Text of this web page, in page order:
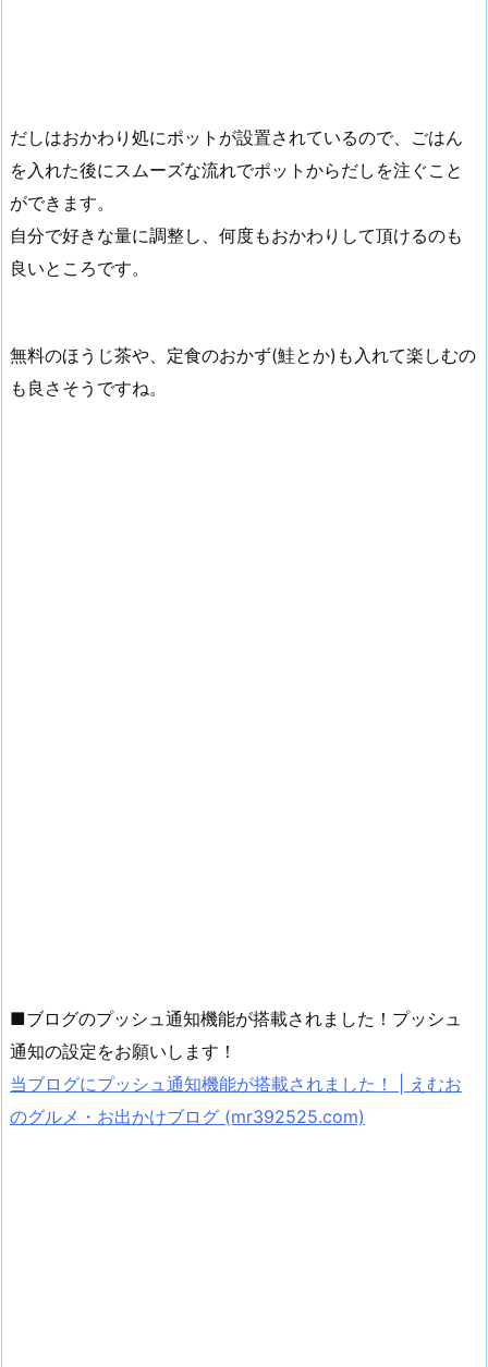
だしはおかわり処にポットが設置されているので、ごはん
を入れた後にスムーズな流れでポットからだしを注ぐこと
ができます。
自分で好きな量に調整し、何度もおかわりして頂けるのも
良いところです。
無料のほうじ茶や、定食のおかず(鮭とか)も入れて楽しむの
も良さそうですね。
■ブログのプッシュ通知機能が搭載されました！プッシュ
通知の設定をお願いします！
当ブログにプッシュ通知機能が搭載されました！ | えむお
のグルメ・お出かけブログ (mr392525.com)